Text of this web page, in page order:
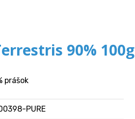
90% 100g
prášok
PURE